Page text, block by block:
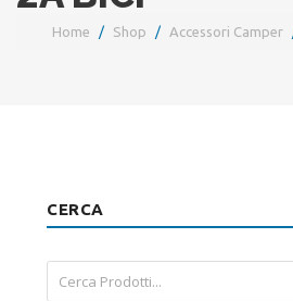
Home Shop Accessori Camper
CERCA